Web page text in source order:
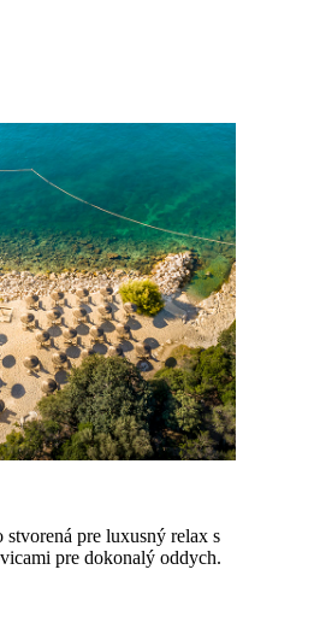
pre luxusný relax s
pre dokonalý oddych.